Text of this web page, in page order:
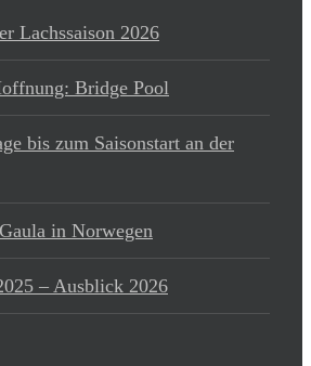
Lachssaison 2026
Bridge Pool
bis zum Saisonstart an der
in Norwegen
– Ausblick 2026